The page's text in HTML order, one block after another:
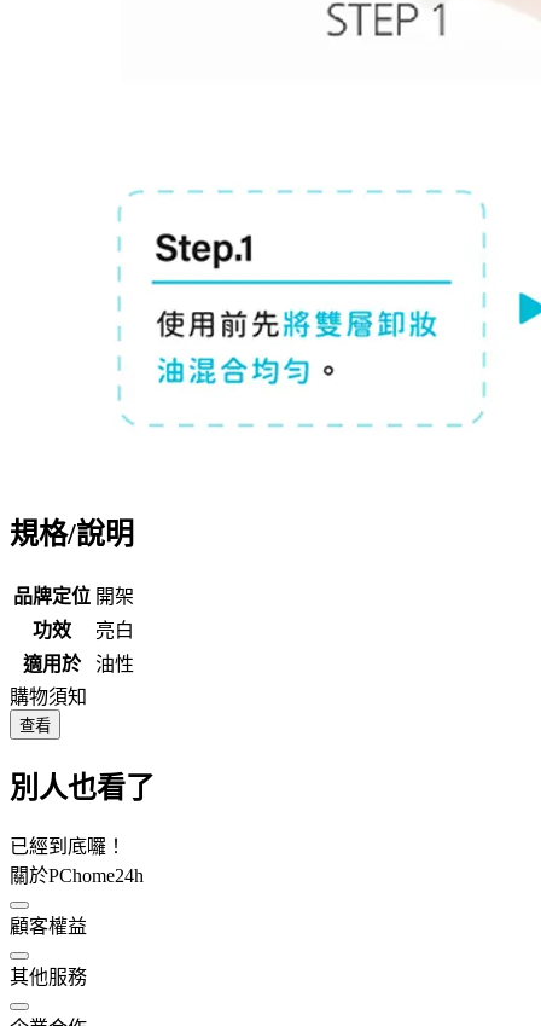
規格/說明
品牌定位 開架
功效
亮白
適用於
油性
購物須知
查看
別人也看了
已經到底囉！
關於PChome24h
顧客權益
其他服務